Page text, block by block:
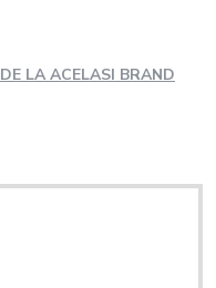
DE LA ACELASI BRAND